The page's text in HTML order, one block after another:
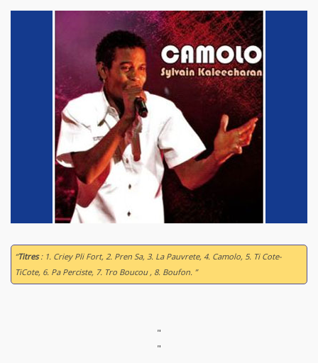
“Titres: 1. Criey Pli Fort, 2. Pren Sa, 3. La Pauvrete, 4. Camolo, 5. Ti Cote-
TiCote, 6. Pa Perciste, 7. Tro Boucou , 8. Boufon. ”
"
"